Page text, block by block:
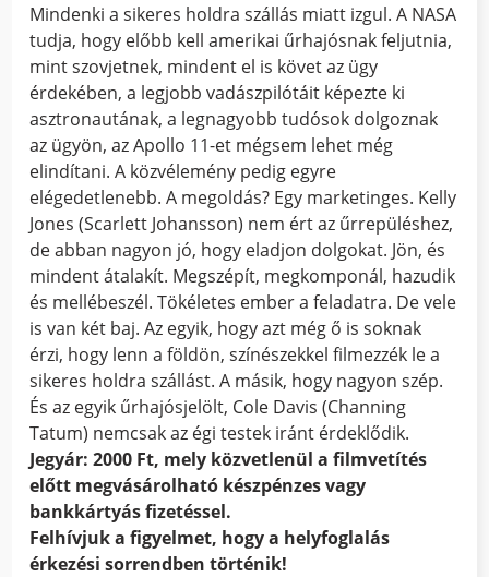
Mindenki a sikeres holdra szállás miatt izgul. A NASA
tudja, hogy előbb kell amerikai űrhajósnak feljutnia,
mint szovjetnek, mindent el is követ az ügy
érdekében, a legjobb vadászpilótáit képezte ki
asztronautának, a legnagyobb tudósok dolgoznak
az ügyön, az Apollo 11-et mégsem lehet még
elindítani. A közvélemény pedig egyre
elégedetlenebb. A megoldás? Egy marketinges. Kelly
Jones (Scarlett Johansson) nem ért az űrrepüléshez,
de abban nagyon jó, hogy eladjon dolgokat. Jön, és
mindent átalakít. Megszépít, megkomponál, hazudik
és mellébeszél. Tökéletes ember a feladatra. De vele
is van két baj. Az egyik, hogy azt még ő is soknak
érzi, hogy lenn a földön, színészekkel filmezzék le a
sikeres holdra szállást. A másik, hogy nagyon szép.
És az egyik űrhajósjelölt, Cole Davis (Channing
Tatum) nemcsak az égi testek iránt érdeklődik.
Jegyár: 2000 Ft, mely közvetlenül a filmvetítés
előtt megvásárolható készpénzes vagy
bankkártyás fizetéssel.
Felhívjuk a figyelmet, hogy a helyfoglalás
érkezési sorrendben történik!